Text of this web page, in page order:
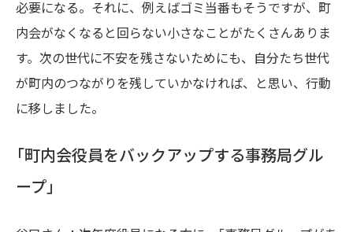
必要になる。それに、例えばゴミ当番もそうですが、町
内会がなくなると回らない小さなことがたくさんありま
す。次の世代に不安を残さないためにも、自分たち世代
が町内のつながりを残していかなければ、と思い、行動
に移しました。
「町内会役員をバックアップする事務局グル
ープ」